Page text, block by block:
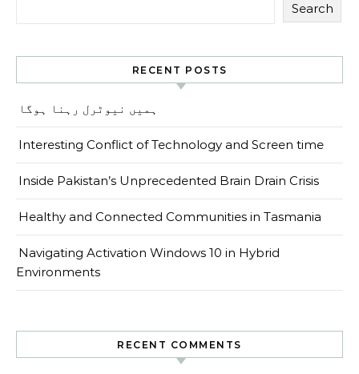
Search
RECENT POSTS
ہمیں نیوٹرل رہنا ہوگا
Interesting Conflict of Technology and Screen time
Inside Pakistan’s Unprecedented Brain Drain Crisis
Healthy and Connected Communities in Tasmania
Navigating Activation Windows 10 in Hybrid
Environments
RECENT COMMENTS